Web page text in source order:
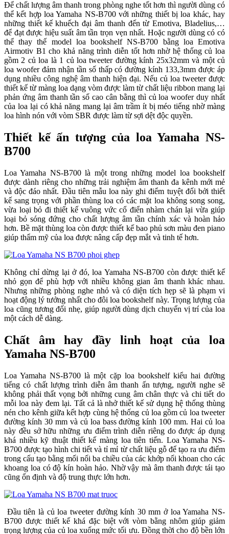
Để chất lượng âm thanh trong phòng nghe tốt hơn thì người dùng có
thể kết hợp loa Yamaha NS-B700 với những thiết bị loa khác, hay
những thiết kế khuếch đại âm thanh đến từ Emotiva, Bladelius,…
để đạt được hiệu suất âm tần trọn vẹn nhất. Hoặc người dùng có có
thể thay thế model loa bookshelf NS-B700 bằng loa Emotiva
Airmotiv B1 cho khả năng trình diễn tốt hơn nhờ hệ thống củ loa
gồm 2 củ loa là 1 củ loa tweeter đường kính 25x32mm và một củ
loa woofer đảm nhận tần số thấp có đường kính 133,3mm được áp
dụng nhiều công nghệ âm thanh hiện đại. Nếu củ loa tweeter được
thiết kế từ màng loa dạng vòm được làm từ chất liệu ribbon mang lại
phản ứng âm thanh tần số cao cân bằng thì củ loa woofer duy nhất
của loa lại có khả năng mang lại âm trầm ít bị méo tiếng nhờ màng
loa hình nón với vòm SBR được làm từ sợi dệt độc quyền.
Thiết kế ấn tượng của loa Yamaha NS-
B700
Loa Yamaha NS-B700 là một trong những model loa bookshelf
được dành riêng cho những trải nghiệm âm thanh đa kênh mới mẻ
và độc đáo nhất. Đầu tiên mẫu loa này ghi điểm tuyệt đối bởi thiết
kế sang trọng với phần thùng loa có các mặt loa không song song,
vừa loại bỏ đi thiết kế vuông vức cổ điển nhàm chán lại vừa giúp
loại bỏ sóng đứng cho chất lượng âm tần chính xác và hoàn hảo
hơn. Bề mặt thùng loa còn được thiết kế bao phủ sơn màu đen piano
giúp thẩm mỹ của loa được nâng cấp đẹp mắt và tinh tế hơn.
Không chỉ dừng lại ở đó, loa Yamaha NS-B700 còn được thiết kế
nhỏ gọn để phù hợp với nhiều không gian âm thanh khác nhau.
Nhưng những phòng nghe nhỏ và có diện tích hẹp sẽ là phạm vi
hoạt động lý tưởng nhất cho đôi loa bookshelf này. Trọng lượng của
loa cũng tương đối nhẹ, giúp người dùng dịch chuyển vị trí của loa
một cách dễ dàng.
Chất âm hay đầy linh hoạt của loa
Yamaha NS-B700
Loa Yamaha NS-B700 là một cặp loa bookshelf kiểu hai đường
tiếng có chất lượng trình diễn âm thanh ấn tượng, người nghe sẽ
không phải thất vọng bởi những cung âm chân thực và chi tiết do
mỗi loa này đem lại. Tất cả là nhở thiết kế sử dụng hệ thống thùng
nén cho kênh giữa kết hợp cùng hệ thống củ loa gồm củ loa tweeter
đường kính 30 mm và củ loa bass đường kính 100 mm. Hai củ loa
này đều sở hữu những ưu điểm trình diễn riêng do được áp dụng
khá nhiều kỹ thuật thiết kế màng loa tiên tiến. Loa Yamaha NS-
B700 được tạo hình chi tiết và tỉ mỉ từ chất liệu gỗ để tạo ra ưu điểm
trong cấu tạo bằng mối nối ba chiều của các khớp nối khoan cho các
khoang loa có độ kín hoàn hảo. Nhờ vậy mà âm thanh được tái tạo
cũng ổn định và độ trung thực lớn hơn.
Đầu tiên là củ loa tweeter đường kính 30 mm ở loa Yamaha NS-
B700 được thiết kế khá đặc biệt với vòm bằng nhôm giúp giảm
trọng lượng của củ loa xuống mức tối ưu. Đồng thời cho độ bền lớn